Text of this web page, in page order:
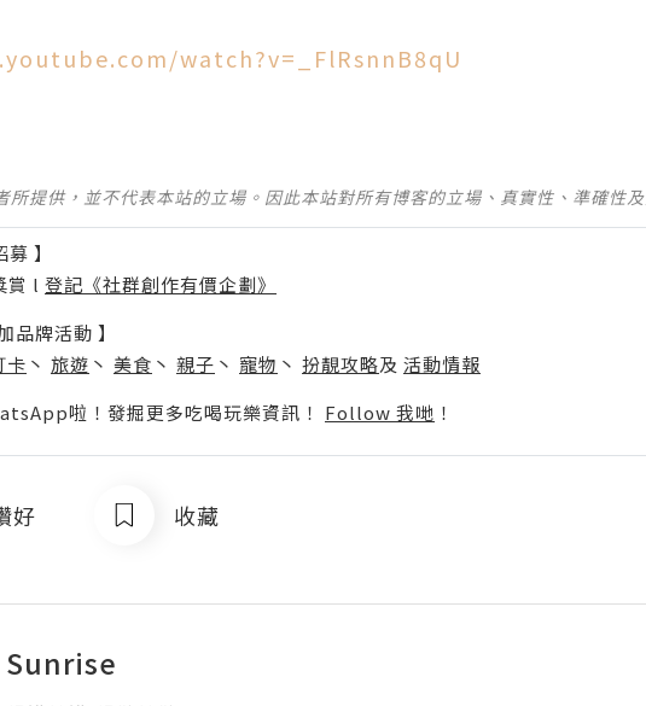
watch?v=_FlRsnnB8qU
所提供，並不代表本站的立場。因此本站對所有博客的立場、真實性、準確性
】
賞 l 登記《社群創作有價企劃》
品牌活動 】
卡 丶 旅遊 丶 美食 丶 親子 丶 寵物 丶 扮靚攻略及 活動情報
啦！發掘更多吃喝玩樂資訊！ Follow 我哋 ！
好 收藏
Sunrise